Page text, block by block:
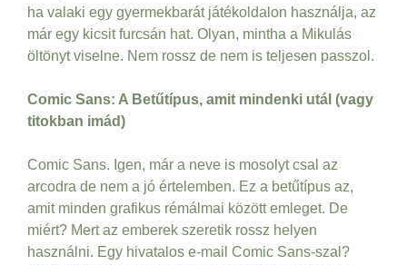
ha valaki egy gyermekbarát játékoldalon használja, az
már egy kicsit furcsán hat. Olyan, mintha a Mikulás
öltönyt viselne. Nem rossz de nem is teljesen passzol.
Comic Sans: A Betűtípus, amit mindenki utál (vagy
titokban imád)
Comic Sans. Igen, már a neve is mosolyt csal az
arcodra de nem a jó értelemben. Ez a betűtípus az,
amit minden grafikus rémálmai között emleget. De
miért? Mert az emberek szeretik rossz helyen
használni. Egy hivatalos e-mail Comic Sans-szal?